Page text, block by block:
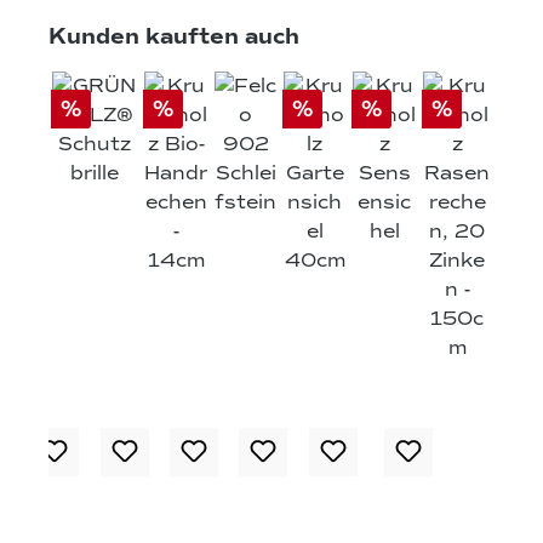
Produktgalerie überspringen
Kunden kauften auch
% % % % %